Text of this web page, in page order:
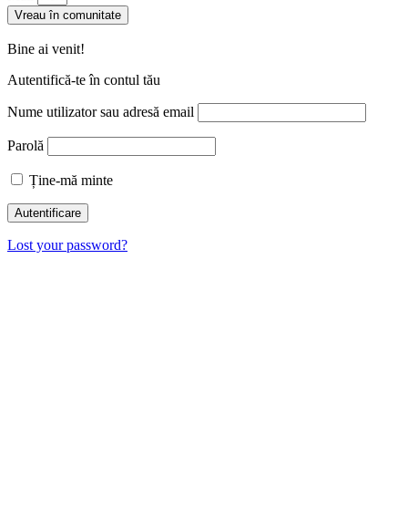
Vreau în comunitate
Bine ai venit!
Autentifică-te în contul tău
Nume utilizator sau adresă email
Parolă
Ține-mă minte
Lost your password?